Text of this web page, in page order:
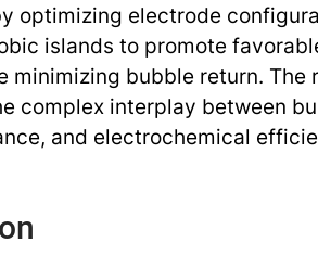
optimizing electrode
islands to promote
minimizing bubble return. The
complex interplay between
and electrochemical